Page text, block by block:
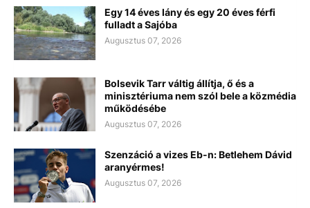
Egy 14 éves lány és egy 20 éves férfi
fulladt a Sajóba
Augusztus 07, 2026
Bolsevik Tarr váltig állítja, ő és a
minisztériuma nem szól bele a közmédia
működésébe
Augusztus 07, 2026
Szenzáció a vizes Eb-n: Betlehem Dávid
aranyérmes!
Augusztus 07, 2026